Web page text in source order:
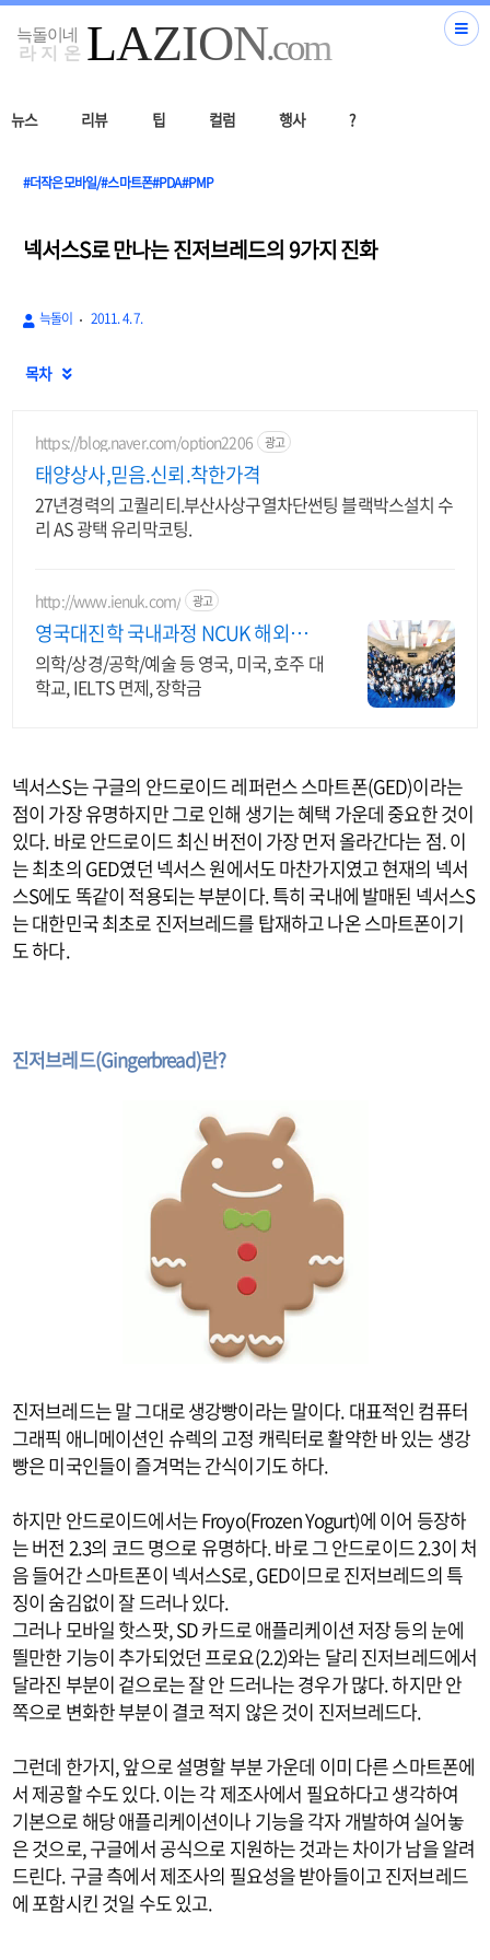
뉴스 리뷰 팁 컬럼 행사 ?
#더작은모바일/#스마트폰#PDA#PMP
넥서스S로 만나는 진저브레드의 9가지 진화
늑돌이 2011. 4. 7.
목차 
https://blog.naver.com/option2206 광고
태양상사,믿음.신뢰.착한가격
27년경력의 고퀄리티.부산사상구열차단썬팅 블랙박스설치 수
리 AS 광택 유리막코팅.
http://www.ienuk.com/ 광고
영국대진학 국내과정 NCUK 해외대
학과정1위 /신입생모집
의학/상경/공학/예술 등 영국, 미국, 호주 대
학교, IELTS 면제, 장학금
넥서스S는 구글의 안드로이드 레퍼런스 스마트폰(GED)이라는
점이 가장 유명하지만 그로 인해 생기는 혜택 가운데 중요한 것이
있다. 바로 안드로이드 최신 버전이 가장 먼저 올라간다는 점. 이
는 최초의 GED였던 넥서스 원에서도 마찬가지였고 현재의 넥서
스S에도 똑같이 적용되는 부분이다. 특히 국내에 발매된 넥서스S
는 대한민국 최초로 진저브레드를 탑재하고 나온 스마트폰이기
도 하다.
진저브레드(Gingerbread)란?
진저브레드는 말 그대로 생강빵이라는 말이다. 대표적인 컴퓨터
그래픽 애니메이션인 슈렉의 고정 캐릭터로 활약한 바 있는 생강
빵은 미국인들이 즐겨먹는 간식이기도 하다.
하지만 안드로이드에서는 Froyo(Frozen Yogurt)에 이어 등장하
는 버전 2.3의 코드 명으로 유명하다. 바로 그 안드로이드 2.3이 처
음 들어간 스마트폰이 넥서스S로, GED이므로 진저브레드의 특
징이 숨김없이 잘 드러나 있다.
그러나 모바일 핫스팟, SD 카드로 애플리케이션 저장 등의 눈에
띌만한 기능이 추가되었던 프로요(2.2)와는 달리 진저브레드에서
달라진 부분이 겉으로는 잘 안 드러나는 경우가 많다. 하지만 안
쪽으로 변화한 부분이 결코 적지 않은 것이 진저브레드다.
그런데 한가지, 앞으로 설명할 부분 가운데 이미 다른 스마트폰에
서 제공할 수도 있다. 이는 각 제조사에서 필요하다고 생각하여
기본으로 해당 애플리케이션이나 기능을 각자 개발하여 실어놓
은 것으로, 구글에서 공식으로 지원하는 것과는 차이가 남을 알려
드린다. 구글 측에서 제조사의 필요성을 받아들이고 진저브레드
에 포함시킨 것일 수도 있고.